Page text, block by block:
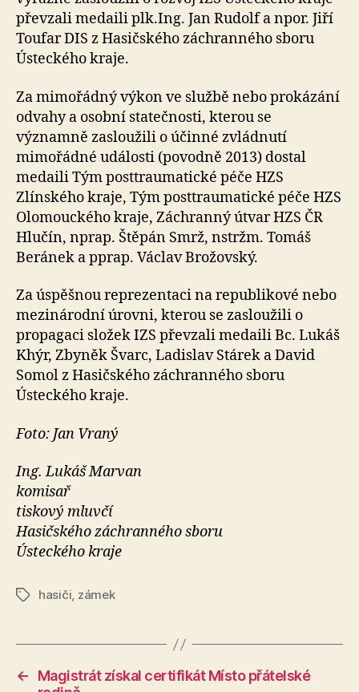
převzali medaili plk.Ing. Jan Rudolf a npor. Jiří
Toufar DIS z Hasičského záchranného sboru
Ústeckého kraje.
Za mimořádný výkon ve službě nebo prokázání
odvahy a osobní statečnosti, kterou se
významně zasloužili o účinné zvládnutí
mimořádné události (povodně 2013) dostal
medaili Tým posttraumatické péče HZS
Zlínského kraje, Tým posttraumatické péče HZS
Olomouckého kraje, Záchranný útvar HZS ČR
Hlučín, nprap. Štěpán Smrž, nstržm. Tomáš
Beránek a pprap. Václav Brožovský.
Za úspěšnou reprezentaci na republikové nebo
mezinárodní úrovni, kterou se zasloužili o
propagaci složek IZS převzali medaili Bc. Lukáš
Khýr, Zbyněk Švarc, Ladislav Stárek a David
Somol z Hasičského záchranného sboru
Ústeckého kraje.
Foto: Jan Vraný
Ing. Lukáš Marvan
komisař
tiskový mluvčí
Hasičského záchranného sboru
Ústeckého kraje
Štítkyhasiči, zámek
←
Magistrát získal certifikát Místo přátelské